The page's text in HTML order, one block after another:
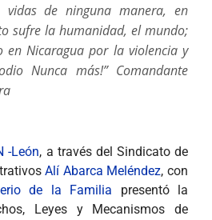
vidas de ninguna manera, en
sufre la humanidad, el mundo;
en Nicaragua por la violencia y
Nunca más!” Comandante
-León, a través del Sindicato de
Alí Abarca Meléndez, con
de la Familia presentó la
Leyes y Mecanismos de